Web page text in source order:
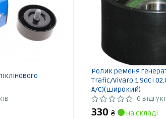
Ролик ременя
Trafic/Vivaro 1.9dCi
A/C)(широкий)
0
330₴
на складі